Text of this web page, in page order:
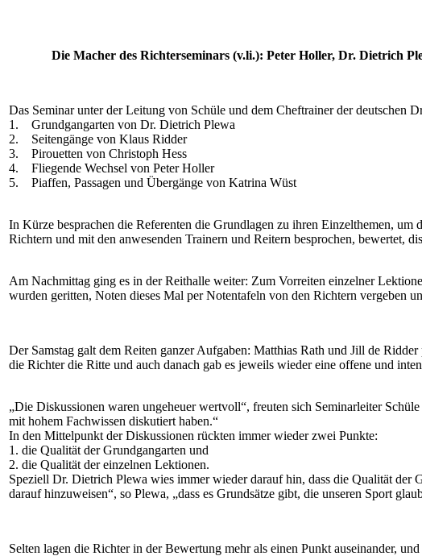
Die Macher des Richterseminars (v.li.): Peter Holler, Dr. Dietrich
Das Seminar unter der Leitung von Schüle und dem Cheftrainer der deutschen
1. Grundgangarten von Dr. Dietrich Plewa
2. Seitengänge von Klaus Ridder
3. Pirouetten von Christoph Hess
4. Fliegende Wechsel von Peter Holler
5. Piaffen, Passagen und Übergänge von Katrina Wüst
In Kürze besprachen die Referenten die Grundlagen zu ihren Einzelthemen,
Richtern und mit den anwesenden Trainern und Reitern besprochen, bewertet,
Am Nachmittag ging es in der Reithalle weiter: Zum Vorreiten einzelner
wurden geritten, Noten dieses Mal per Notentafeln von den Richtern vergeben
Der Samstag galt dem Reiten ganzer Aufgaben: Matthias Rath und Jill de
die Richter die Ritte und auch danach gab es jeweils wieder eine offene und
„Die Diskussionen waren ungeheuer wertvoll“, freuten sich Seminarleiter
mit hohem Fachwissen diskutiert haben.“
In den Mittelpunkt der Diskussionen rückten immer wieder zwei Punkte:
1. die Qualität der Grundgangarten und
2. die Qualität der einzelnen Lektionen.
Speziell Dr. Dietrich Plewa wies immer wieder darauf hin, dass die Qualität
darauf hinzuweisen“, so Plewa, „dass es Grundsätze gibt, die unseren Sport
Selten lagen die Richter in der Bewertung mehr als einen Punkt auseinander,